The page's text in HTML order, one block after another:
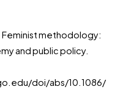
Feminist methodology:
and public policy.
doi/abs/10.1086/